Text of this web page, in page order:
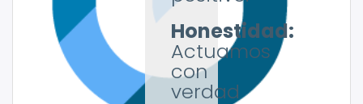
Honestidad:
Actuamos
con
verdad